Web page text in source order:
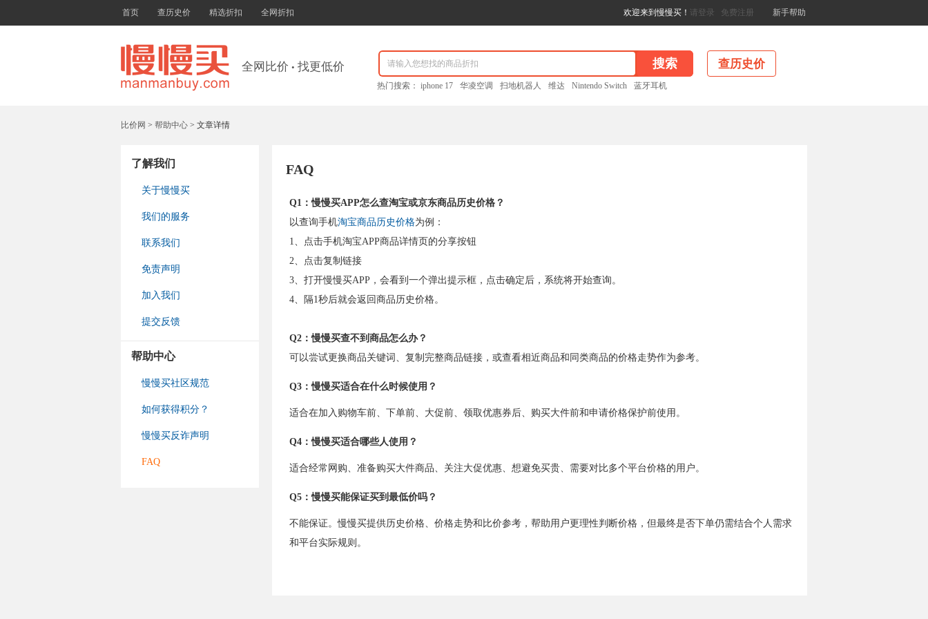
首页 查历史价 精选折扣 全网折扣 欢迎来到慢慢买！ 请登录 免费注册 新手帮助
全网比价 • 找更低价 请输入您想找的商品折扣 查历史价
热门搜索： iphone 17 华凌空调 扫地机器人 维达 Nintendo Switch 蓝牙耳机
比价网 > 帮助中心 > 文章详情
了解我们
关于慢慢买
我们的服务
联系我们
免责声明
加入我们
提交反馈
帮助中心
慢慢买社区规范
如何获得积分？
慢慢买反诈声明
FAQ
FAQ
Q1：慢慢买APP怎么查淘宝或京东商品历史价格？
以查询手机淘宝商品历史价格为例：
1、点击手机淘宝APP商品详情页的分享按钮
2、点击复制链接
3、打开慢慢买APP，会看到一个弹出提示框，点击确定后，系统将开始查询。
4、隔1秒后就会返回商品历史价格。
Q2：慢慢买查不到商品怎么办？
可以尝试更换商品关键词、复制完整商品链接，或查看相近商品和同类商品的价格走势作为参考。
Q3：慢慢买适合在什么时候使用？
适合在加入购物车前、下单前、大促前、领取优惠券后、购买大件前和申请价格保护前使用。
Q4：慢慢买适合哪些人使用？
适合经常网购、准备购买大件商品、关注大促优惠、想避免买贵、需要对比多个平台价格的用户。
Q5：慢慢买能保证买到最低价吗？
不能保证。慢慢买提供历史价格、价格走势和比价参考，帮助用户更理性判断价格，但最终是否下单仍需结合个人需求
和平台实际规则。